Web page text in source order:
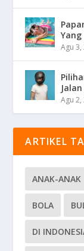
Yang
Agu 3,
Agu 2,
ARTIKEL
ANAK-ANAK
BOLA
DI